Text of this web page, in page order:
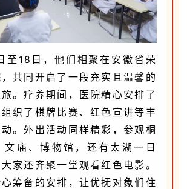
至18日，他们相聚在安徽省荣
共同开启了一段充实且温馨的
。疗养期间，医院精心安排了
织了棋牌比赛、红色宣讲等丰
。外出活动同样精彩，参观桐
文庙、博物馆，还有太湖一日
家还齐聚一堂观看红色电影。
筹备的安排，让优抚对象们住